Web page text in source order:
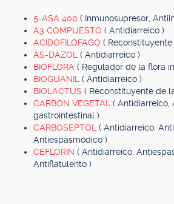
5-ASA 400 ( Inmunosupresor,
A3 COMPUESTO ( Antidiarreico )
ACIDOFILOFAGO (
AS-DAZOL ( Antidiarreico )
BIOFLORA ( Regulador de la flora
BIOGUANIL ( Antidiarreico )
BIOLACTUS ( Reconstituyente de
CARBON VEGETAL ( Antidiarreico,
gastrointestinal )
CARBOSEPTOL ( Antidiarreico,
Antiespasmódico )
CEFLORIN ( Antidiarreico,
Antiflatulento )